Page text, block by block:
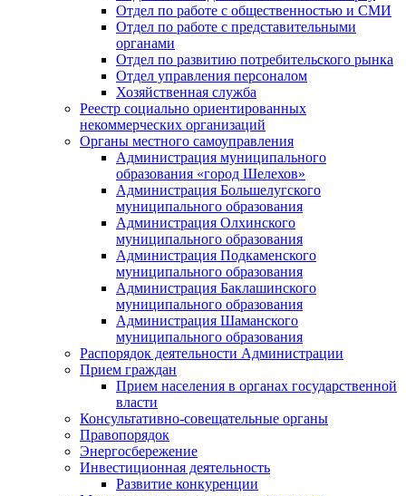
Отдел по работе с общественностью и СМИ
Отдел по работе с представительными
органами
Отдел по развитию потребительского рынка
Отдел управления персоналом
Хозяйственная служба
Реестр социально ориентированных
некоммерческих организаций
Органы местного самоуправления
Администрация муниципального
образования «город Шелехов»
Администрация Большелугского
муниципального образования
Администрация Олхинского
муниципального образования
Администрация Подкаменского
муниципального образования
Администрация Баклашинского
муниципального образования
Администрация Шаманского
муниципального образования
Распорядок деятельности Администрации
Прием граждан
Прием населения в органах государственной
власти
Консультативно-совещательные органы
Правопорядок
Энергосбережение
Инвестиционная деятельность
Развитие конкуренции